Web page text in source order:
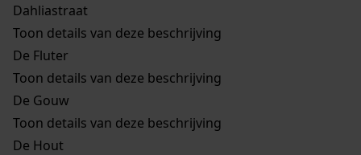
Dahliastraat
Toon details van deze beschrijving
De Fluter
Toon details van deze beschrijving
De Gouw
Toon details van deze beschrijving
De Hout